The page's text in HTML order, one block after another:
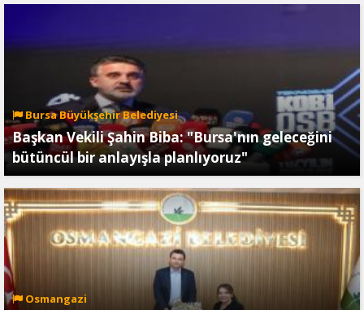
Bursa Büyükşehir Belediyesi
Başkan Vekili Şahin Biba: "Bursa'nın geleceğini
bütüncül bir anlayışla planlıyoruz"
Osmangazi